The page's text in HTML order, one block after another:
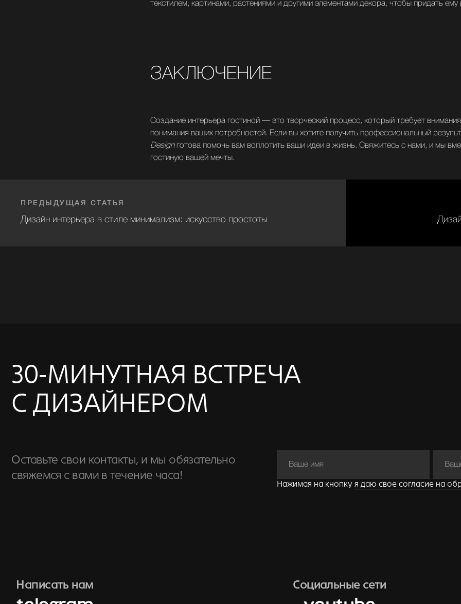
текстилем, картинами, растениями и другими элементами декора, чтобы придать ему
ЗАКЛЮЧЕНИЕ
Создание интерьера гостиной — это творческий процесс, который требует
понимания ваших потребностей. Если вы хотите получить профессиональный
Designготова помочь вам воплотить ваши идеи в жизнь. Свяжитесь с нами, и мы
гостиную вашей мечты.
ПРЕДЫДУЩАЯ СТАТЬЯ
Дизайн интерьера в стиле минимализм: искусство простоты
г. Санкт-Петербург
г. Москва
telegram
30‑МИНУТНАЯ ВСТРЕЧА
С ДИЗАЙНЕРОМ